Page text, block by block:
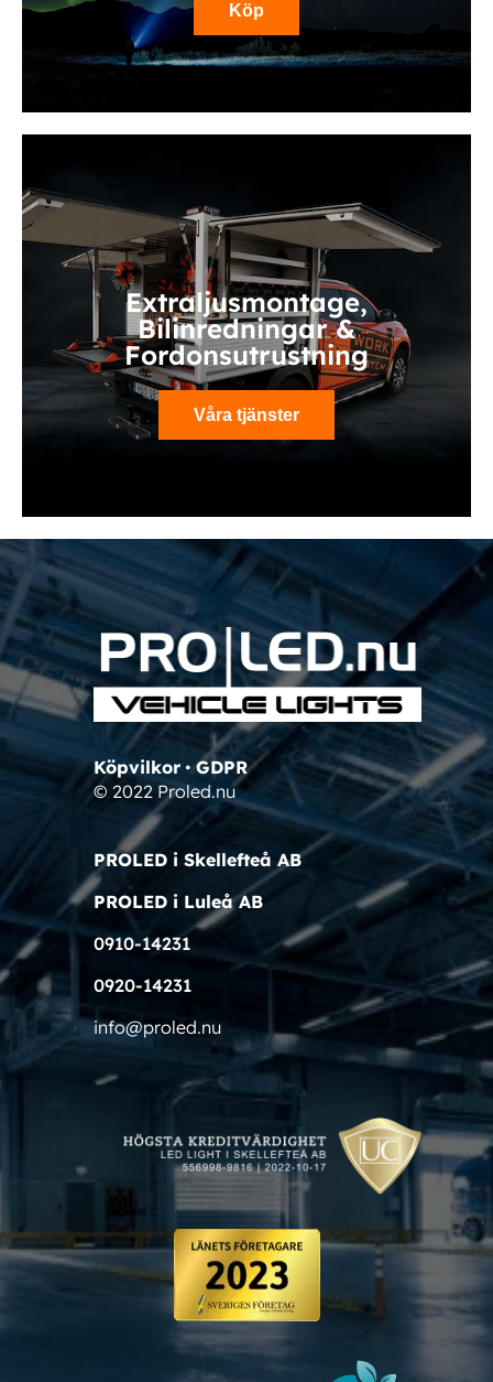
Köp
Extraljusmontage,
Bilinredningar &
Fordonsutrustning
Våra tjänster
Köpvilkor•GDPR
© 2022 Proled.nu
PROLED i Skellefteå AB
PROLED i Luleå AB
0910-14231
0920-14231
info@proled.nu